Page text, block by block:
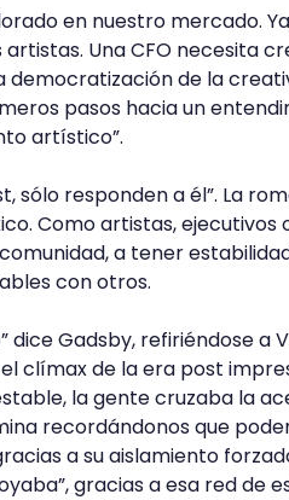
en nuestro mercado.
Una CFO necesita
democratización de la
pasos hacia un
artístico”.
sólo responden a él”. La
Como artistas,
a tener
con otros.
dice Gadsby, refiriéndose a
clímax de la era post
la gente cruzaba la
recordándonos que
a su aislamiento
gracias a esa red de